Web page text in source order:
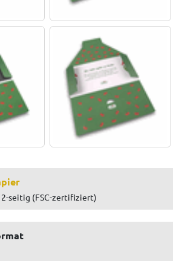
seitig (FSC-zertifiziert)